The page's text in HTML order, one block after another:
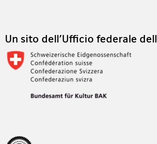
Un sito dell'Ufficio federale